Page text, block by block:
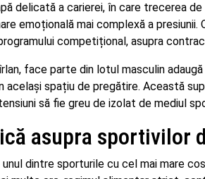
delicată a carierei, în care trecerea de
emoțională mai complexă a
competițional, asupra
face parte din lotul masculin
spațiu de pregătire. Această
să fie greu de izolat de mediul
asupra sportivilor
unul dintre sporturile cu cel mai mare